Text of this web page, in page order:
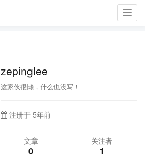
zepinglee
这家伙很懒，什么也没写！
注册于 5年前
文章
0
关注者
1